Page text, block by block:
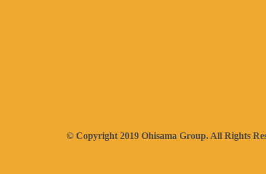
© Copyright 2019 Ohisama Group. All Rights